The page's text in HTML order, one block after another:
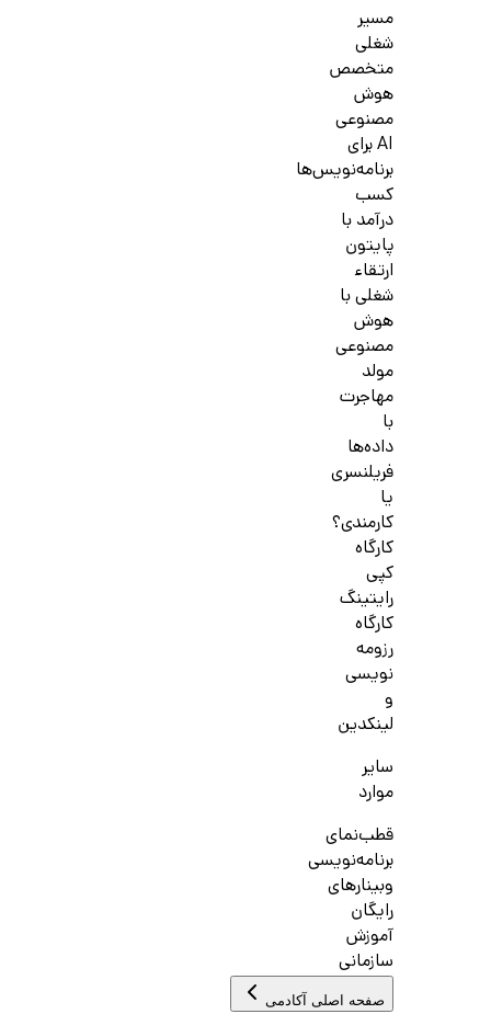
مسیر
شغلی
متخصص
هوش
مصنوعی
AI برای
برنامه‌نویس‌ها
کسب
درآمد با
پایتون
ارتقاء
شغلی با
هوش
مصنوعی
مولد
مهاجرت
با
داده‌ها
فریلنسری
یا
کارمندی؟
کارگاه
کپی
رایتینگ
کارگاه
رزومه
نویسی
و
لینکدین
سایر
موارد
قطب‌نمای
برنامه‌نویسی
وبینارهای
رایگان
آموزش
سازمانی
صفحه اصلی آکادمی